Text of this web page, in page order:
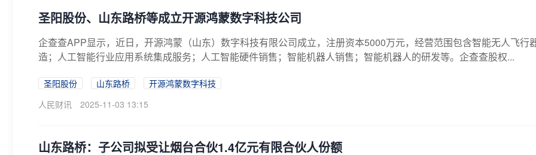
圣阳股份、山东路桥等成立开源鸿蒙数字科技公司
企查查APP显示，近日，开源鸿蒙（山东）数字科技有限公司成立，注册资本5000万元，经营范围包含智能无人飞行
造；人工智能行业应用系统集成服务；人工智能硬件销售；智能机器人销售；智能机器人的研发等。企查查股权...
圣阳股份 山东路桥
开源鸿蒙数字科技
人民财讯
2025-11-03 13:15
山东路桥：子公司拟受让烟台合伙1.4亿元有限合伙人份额